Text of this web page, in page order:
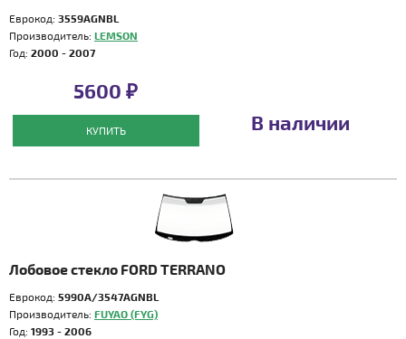
Еврокод: 3559AGNBL
Производитель: LEMSON
Год: 2000 - 2007
5600 ₽
КУПИТЬ В наличии
Лобовое стекло FORD TERRANO
Еврокод: 5990A/3547AGNBL
Производитель: FUYAO (FYG)
Год: 1993 - 2006